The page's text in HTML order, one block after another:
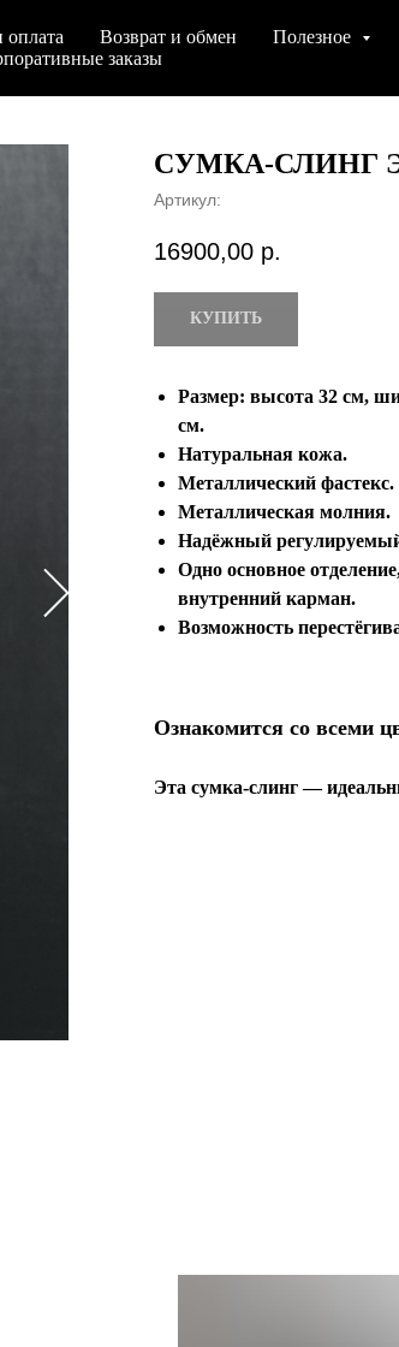
оплата Возврат и обмен
Полезное
заказы
СУМКА-СЛИНГ
Артикул:
16900,00 р.
КУПИТЬ
Размер: высота 32 см,
см.
Натуральная кожа.
Металлический фастекс.
Металлическая молния.
Надёжный
Одно основное
внутренний карман.
Возможность
Ознакомится со всеми
Эта сумка-слинг —